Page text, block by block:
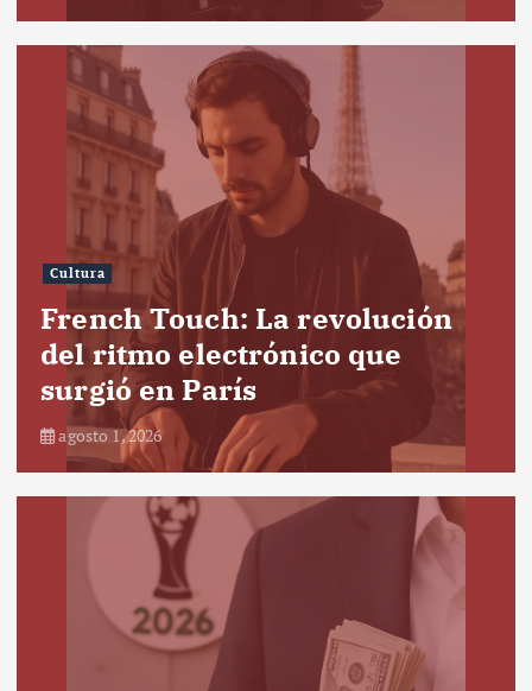
Cultura
French Touch: La revolución
del ritmo electrónico que
surgió en París
agosto 1, 2026